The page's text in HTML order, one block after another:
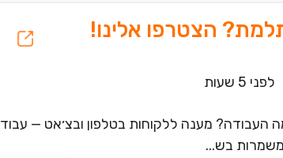
הצטרפו אלינו!
לפני 5 שעות
העבודה? מענה ללקוחות בטלפון ובצ׳אט —